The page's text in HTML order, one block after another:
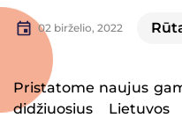
02 birželio, 2022
Pristatome naujus
didžiuosius